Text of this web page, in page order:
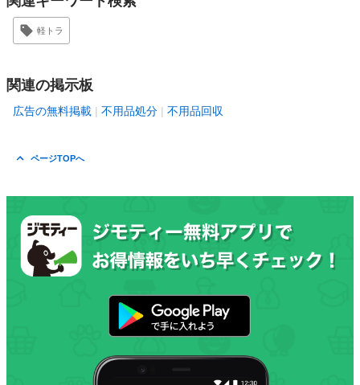
軽トラ
関連の掲示板
広告の無料掲載 不用品処分 不用品回収
ページTOPへ